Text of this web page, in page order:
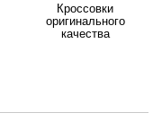
Кроссовки
оригинального
качества